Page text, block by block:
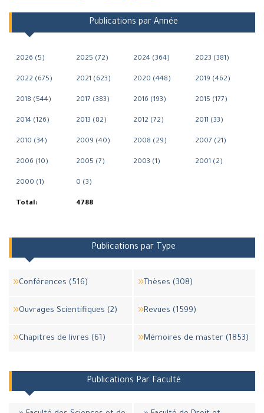
Publications par Année
2026 (5) 2025 (72) 2024 (364) 2023 (381)
2022 (675) 2021 (623) 2020 (448) 2019 (462)
2018 (544) 2017 (383) 2016 (193) 2015 (177)
2014 (126) 2013 (82) 2012 (72) 2011 (33)
2010 (34) 2009 (40) 2008 (29) 2007 (21)
2006 (10) 2005 (7) 2003 (1) 2001 (2)
2000 (1) 0 (3)
Total: 4788
Publications par Type
Conférences (516) Thèses (308)
Ouvrages Scientifiques (2) Revues (1599)
Chapitres de livres (61) Mémoires de master (1853)
Publications Par Faculté